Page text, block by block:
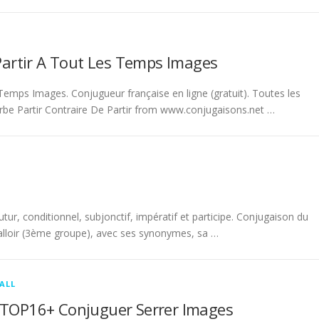
A Tout Les Temps Images
Images. Conjugueur française en ligne (gratuit). Toutes les
Partir Contraire De Partir from www.conjugaisons.net …
conditionnel, subjonctif, impératif et participe. Conjugaison du
(3ème groupe), avec ses synonymes, sa …
ALL
TOP16+ Conjuguer Serrer Images